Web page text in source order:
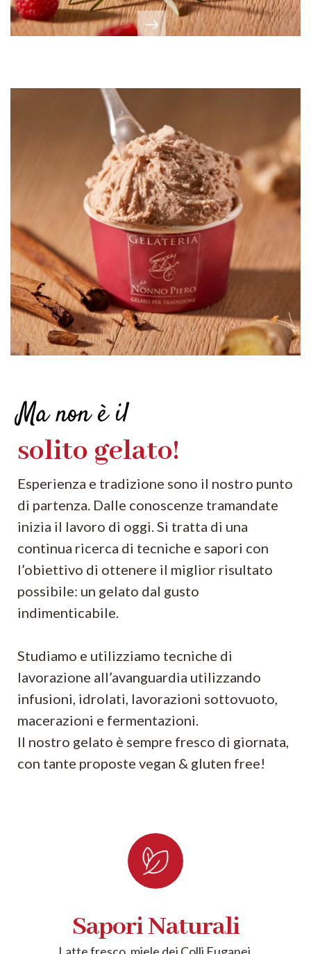
Ma non è il
solito gelato!
Esperienza e tradizione sono il nostro punto
di partenza. Dalle conoscenze tramandate
inizia il lavoro di oggi. Si tratta di una
continua ricerca di tecniche e sapori con
l’obiettivo di ottenere il miglior risultato
possibile: un gelato dal gusto
indimenticabile.
Studiamo e utilizziamo tecniche di
lavorazione all’avanguardia utilizzando
infusioni, idrolati, lavorazioni sottovuoto,
macerazioni e fermentazioni.
Il nostro gelato è sempre fresco di giornata,
con tante proposte vegan & gluten free!
Sapori Naturali
Latte fresco, miele dei Colli Euganei,